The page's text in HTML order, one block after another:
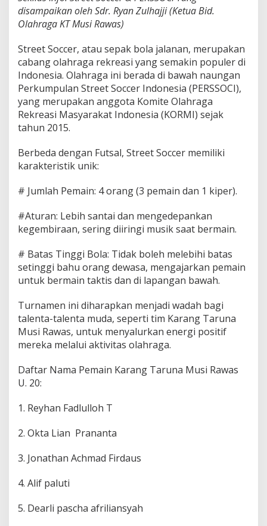
c
c
U
-
2
0
disampaikan oleh Sdr. Ryan Zulhajji (Ketua Bid.
Olahraga KT Musi Rawas)
Street Soccer, atau sepak bola jalanan, merupakan
cabang olahraga rekreasi yang semakin populer di
Indonesia. Olahraga ini berada di bawah naungan
Perkumpulan Street Soccer Indonesia (PERSSOCI),
yang merupakan anggota Komite Olahraga
Rekreasi Masyarakat Indonesia (KORMI) sejak
tahun 2015.
Berbeda dengan Futsal, Street Soccer memiliki
karakteristik unik:
# Jumlah Pemain: 4 orang (3 pemain dan 1 kiper).
#Aturan: Lebih santai dan mengedepankan
kegembiraan, sering diiringi musik saat bermain.
# Batas Tinggi Bola: Tidak boleh melebihi batas
setinggi bahu orang dewasa, mengajarkan pemain
untuk bermain taktis dan di lapangan bawah.
Turnamen ini diharapkan menjadi wadah bagi
talenta-talenta muda, seperti tim Karang Taruna
Musi Rawas, untuk menyalurkan energi positif
mereka melalui aktivitas olahraga.
Daftar Nama Pemain Karang Taruna Musi Rawas
U. 20:
1. Reyhan Fadlulloh T
2. Okta Lian Prananta
3. Jonathan Achmad Firdaus
4. Alif paluti
5. Dearli pascha afriliansyah